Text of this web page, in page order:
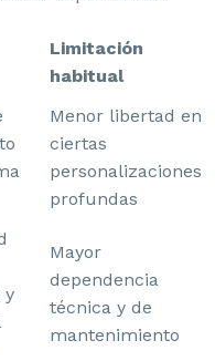
Limitación
habitual
Menor libertad en
ciertas
personalizaciones
profundas
y
Mayor
dependencia
técnica y de
mantenimiento